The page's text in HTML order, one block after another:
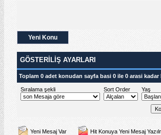
Yeni Konu
GÖSTERILIŞ AYARLARI
Toplam 0 adet konudan sayfa basi 0 ile 0 arasi
Sıralama şekli Sort Order Yaş
Yeni Mesaj Var Hit Konuya Yeni Mesaj